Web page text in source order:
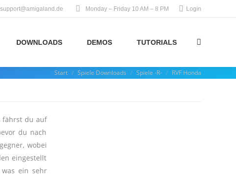
support@amigaland.de Monday – Friday 10 AM – 8 PM Login
DOWNLOADS DEMOS TUTORIALS Search:
Sie befinden sich hier:
Start Spiele Downloads Spiele -R- RVF Honda
fährst du auf
du nach
wobei
eingestellt
was ein sehr